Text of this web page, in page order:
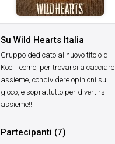
Su Wild Hearts Italia
Gruppo dedicato al nuovo titolo di
Koei Tecmo, per trovarsi a cacciare
assieme, condividere opinioni sul
gioco, e soprattutto per divertirsi
assieme!!
Partecipanti (7)